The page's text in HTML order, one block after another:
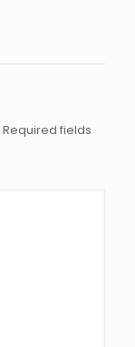
Required fields